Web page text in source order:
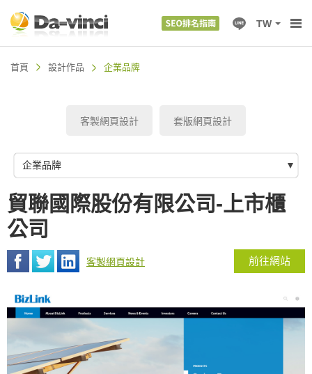
TW
首頁 設計作品 企業品牌
客製網頁設計 套版網頁設計
企業品牌
貿聯國際股份有限公司-上市櫃
公司
客製網頁設計 前往網站